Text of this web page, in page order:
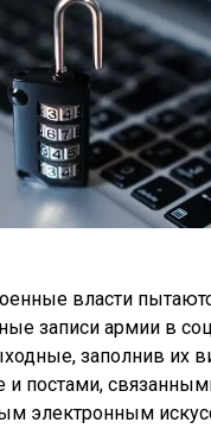
власти
записи армии в
заполнив их
и постами,
электронным